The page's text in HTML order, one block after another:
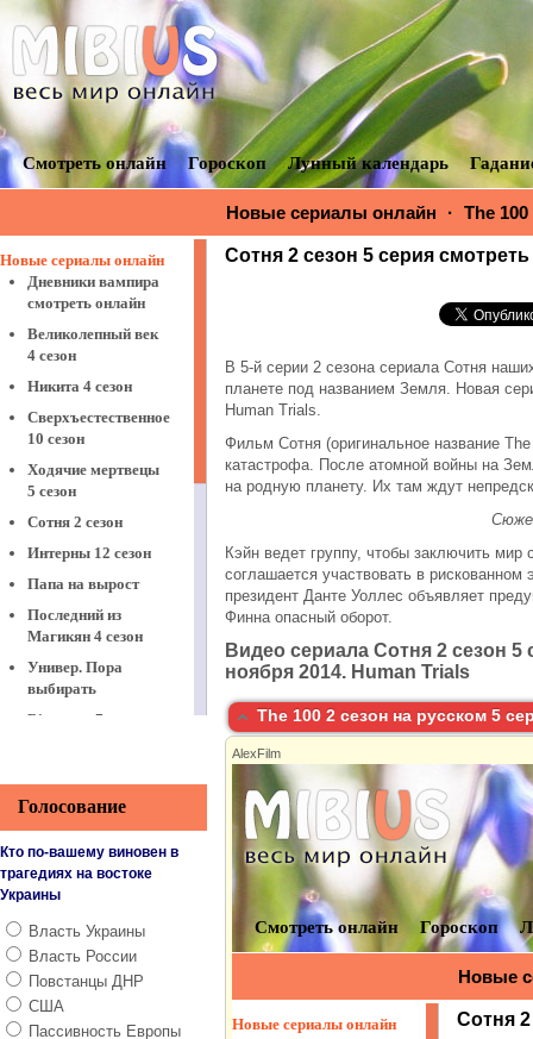
Смотреть онлайн Гороскоп Лунный календарь
Новые сериалы онлайн · The 100
The 100. Human Trials
Сотня 2 сезон 5 серия
В 5-й серии 2 сезона сериала Сотня
планете под названием Земля. Новая
Human Trials.
Фильм Сотня (оригинальное название
катастрофа. После атомной войны на
на родную планету. Их там ждут
Кэйн ведет группу, чтобы заключить
соглашается участвовать в
президент Данте Уоллес объявляет
Финна опасный оборот.
Видео сериала Сотня 2 сезон 5
ноября 2014. Human Trials
The 100 2 сезон на русском 5
AlexFilm
Новые сериалы онлайн
Дневники вампира
смотреть онлайн
Великолепный век
4 сезон
Никита 4 сезон
Сверхъестественное
10 сезон
Ходячие мертвецы
5 сезон
Сотня 2 сезон
Интерны 12 сезон
Папа на вырост
Последний из
Магикян 4 сезон
Универ. Пора
выбирать
Віталька 7 сезон
Физрук 3 сезон
Корабль 2 сезон
Это любовь
ЧОП
Реальные пацаны
8 сезон
Останній москаль
Принц Сибири
Голосование
Кто по-вашему виновен в
трагедиях на востоке
Украины
Власть Украины
Власть России
Повстанцы ДНР
США
Пассивность Европы